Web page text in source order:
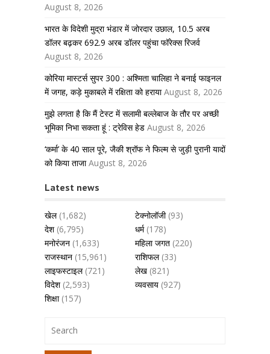
August 8, 2026
भारत के विदेशी मुद्रा भंडार में जोरदार उछाल, 10.5 अरब
डॉलर बढ़कर 692.9 अरब डॉलर पहुंचा फॉरेक्स रिजर्व
August 8, 2026
कोरिया मास्टर्स सुपर 300 : अश्मिता चालिहा ने बनाई फाइनल
में जगह, कड़े मुकाबले में रक्षिता को हराया August 8, 2026
मुझे लगता है कि मैं टेस्ट में सलामी बल्लेबाज के तौर पर अच्छी
भूमिका निभा सकता हूं : ट्रेविस हेड August 8, 2026
‘कर्मा’ के 40 साल पूरे, जैकी श्रॉफ ने फिल्म से जुड़ी पुरानी यादों
को किया ताजा August 8, 2026
Latest news
खेल(1,682) टेक्नोलॉजी(93)
देश(6,795) धर्म(178)
मनोरंजन (1,633) महिला जगत (220)
राजस्थान (15,961) राशिफल(33)
लाइफस्टाइल(721) लेख (821)
विदेश(2,593) व्यवसाय (927)
शिक्षा(157)